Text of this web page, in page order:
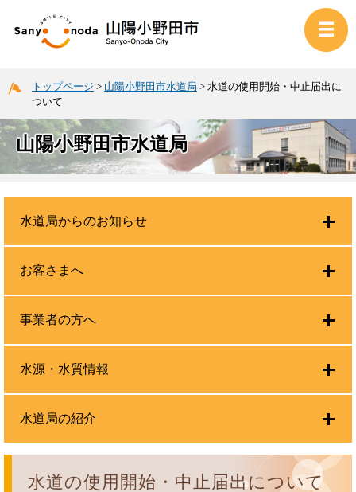
トップページ > 山陽小野田市水道局 > 水道の使用開始・中止届出に
ついて
山陽小野田市水道局
水道の使用開始・中止届出について
水道局からのお知らせ
お客さまへ
事業者の方へ
水源・水質情報
水道局の紹介